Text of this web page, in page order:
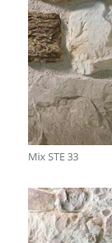
Mix STE 33